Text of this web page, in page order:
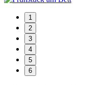
1
2
3
4
5
6